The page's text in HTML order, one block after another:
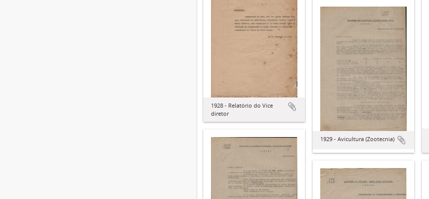
1928 - Relatório do Vice
diretor
1929 - Avicultura (Zootecnia)